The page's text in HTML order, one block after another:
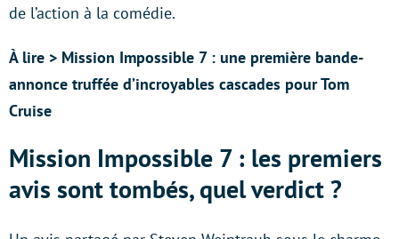
de l’action à la comédie.
À lire > Mission Impossible 7 : une première bande-
annonce truffée d’incroyables cascades pour Tom
Cruise
Mission Impossible 7 : les premiers
avis sont tombés, quel verdict ?